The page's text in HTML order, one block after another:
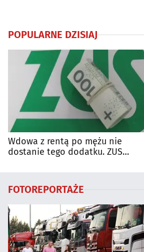
POPULARNE DZISIAJ
Wdowa z rentą po mężu nie
dostanie tego dodatku. ZUS
FOTOREPORTAŻE